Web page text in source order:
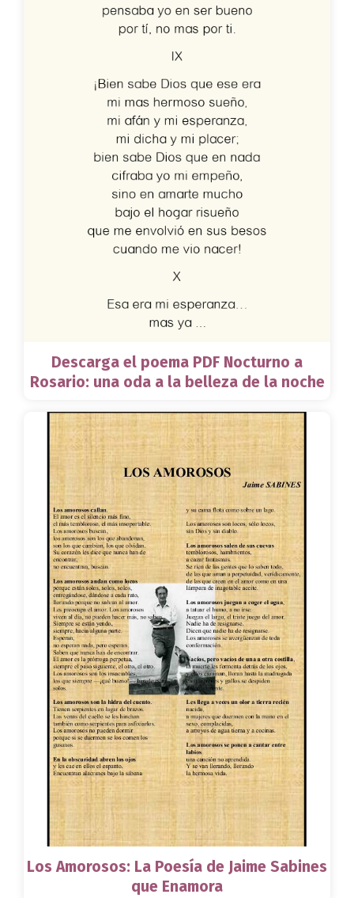
Descarga el poema PDF Nocturno a
Rosario: una oda a la belleza de la noche
Los Amorosos: La Poesía de Jaime Sabines
que Enamora